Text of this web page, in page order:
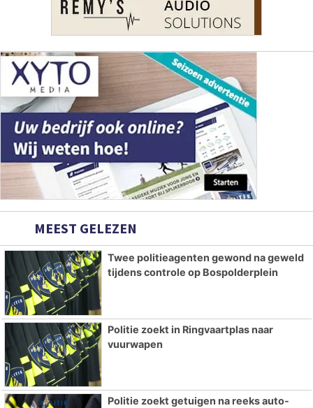
MEEST GELEZEN
Twee politieagenten gewond na geweld
tijdens controle op Bospolderplein
Politie zoekt in Ringvaartplas naar
vuurwapen
Politie zoekt getuigen na reeks auto-